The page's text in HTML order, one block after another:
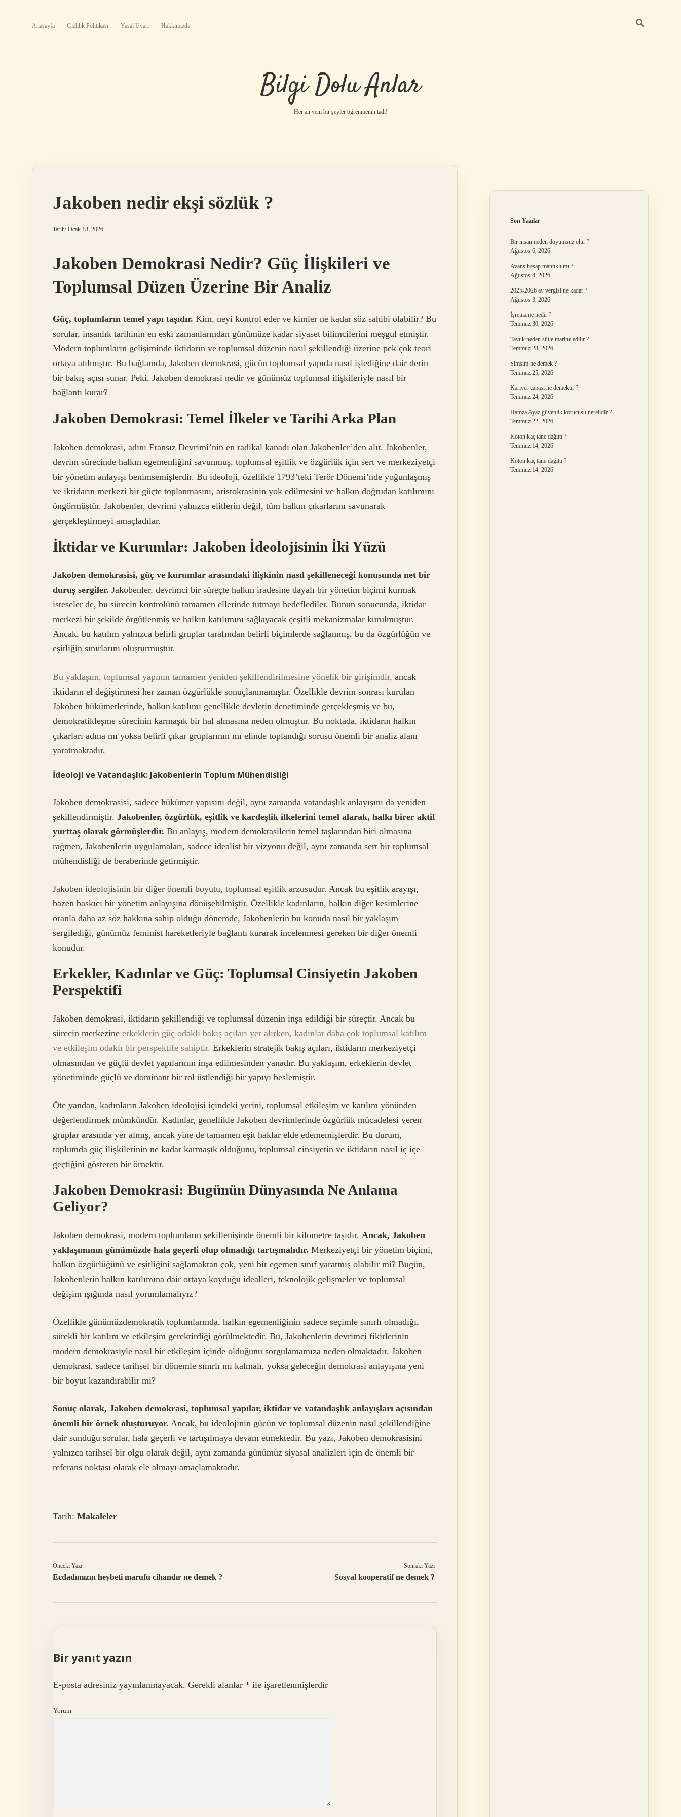
Anasayfa Gizlilik Politikası Yasal Uyarı Hakkımızda
Bilgi Dolu Anlar
Her an yeni bir şeyler öğrenmenin tadı!
Jakoben nedir ekşi sözlük ?
Tarih: Ocak 18, 2026
Jakoben Demokrasi Nedir? Güç İlişkileri ve
Toplumsal Düzen Üzerine Bir Analiz
Güç, toplumların temel yapı taşıdır. Kim, neyi kontrol eder ve kimler ne kadar söz sahibi olabilir? Bu
sorular, insanlık tarihinin en eski zamanlarından günümüze kadar siyaset bilimcilerini meşgul etmiştir.
Modern toplumların gelişiminde iktidarın ve toplumsal düzenin nasıl şekillendiği üzerine pek çok teori
ortaya atılmıştır. Bu bağlamda, Jakoben demokrasi, gücün toplumsal yapıda nasıl işlediğine dair derin
bir bakış açısı sunar. Peki, Jakoben demokrasi nedir ve günümüz toplumsal ilişkileriyle nasıl bir
bağlantı kurar?
Jakoben Demokrasi: Temel İlkeler ve Tarihi Arka Plan
Jakoben demokrasi, adını Fransız Devrimi’nin en radikal kanadı olan Jakobenler’den alır. Jakobenler,
devrim sürecinde halkın egemenliğini savunmuş, toplumsal eşitlik ve özgürlük için sert ve merkeziyetçi
bir yönetim anlayışı benimsemişlerdir. Bu ideoloji, özellikle 1793’teki Terör Dönemi’nde yoğunlaşmış
ve iktidarın merkezi bir güçte toplanmasını, aristokrasinin yok edilmesini ve halkın doğrudan katılımını
öngörmüştür. Jakobenler, devrimi yalnızca elitlerin değil, tüm halkın çıkarlarını savunarak
gerçekleştirmeyi amaçladılar.
İktidar ve Kurumlar: Jakoben İdeolojisinin İki Yüzü
Jakoben demokrasisi, güç ve kurumlar arasındaki ilişkinin nasıl şekilleneceği konusunda net bir
duruş sergiler. Jakobenler, devrimci bir süreçte halkın iradesine dayalı bir yönetim biçimi kurmak
isteseler de, bu sürecin kontrolünü tamamen ellerinde tutmayı hedeflediler. Bunun sonucunda, iktidar
merkezi bir şekilde örgütlenmiş ve halkın katılımını sağlayacak çeşitli mekanizmalar kurulmuştur.
Ancak, bu katılım yalnızca belirli gruplar tarafından belirli biçimlerde sağlanmış, bu da özgürlüğün ve
eşitliğin sınırlarını oluşturmuştur.
Bu yaklaşım, toplumsal yapının tamamen yeniden şekillendirilmesine yönelik bir girişimdir, ancak
iktidarın el değiştirmesi her zaman özgürlükle sonuçlanmamıştır. Özellikle devrim sonrası kurulan
Jakoben hükümetlerinde, halkın katılımı genellikle devletin denetiminde gerçekleşmiş ve bu,
demokratikleşme sürecinin karmaşık bir hal almasına neden olmuştur. Bu noktada, iktidarın halkın
çıkarları adına mı yoksa belirli çıkar gruplarının mı elinde toplandığı sorusu önemli bir analiz alanı
yaratmaktadır.
İdeoloji ve Vatandaşlık: Jakobenlerin Toplum Mühendisliği
Jakoben demokrasisi, sadece hükümet yapısını değil, aynı zamanda vatandaşlık anlayışını da yeniden
şekillendirmiştir. Jakobenler, özgürlük, eşitlik ve kardeşlik ilkelerini temel alarak, halkı birer aktif
yurttaş olarak görmüşlerdir. Bu anlayış, modern demokrasilerin temel taşlarından biri olmasına
rağmen, Jakobenlerin uygulamaları, sadece idealist bir vizyonu değil, aynı zamanda sert bir toplumsal
mühendisliği de beraberinde getirmiştir.
Jakoben ideolojisinin bir diğer önemli boyutu, toplumsal eşitlik arzusudur. Ancak bu eşitlik arayışı,
bazen baskıcı bir yönetim anlayışına dönüşebilmiştir. Özellikle kadınların, halkın diğer kesimlerine
oranla daha az söz hakkına sahip olduğu dönemde, Jakobenlerin bu konuda nasıl bir yaklaşım
sergilediği, günümüz feminist hareketleriyle bağlantı kurarak incelenmesi gereken bir diğer önemli
konudur.
Erkekler, Kadınlar ve Güç: Toplumsal Cinsiyetin Jakoben
Perspektifi
Jakoben demokrasi, iktidarın şekillendiği ve toplumsal düzenin inşa edildiği bir süreçtir. Ancak bu
sürecin merkezine erkeklerin güç odaklı bakış açıları yer alırken, kadınlar daha çok toplumsal katılım
ve etkileşim odaklı bir perspektife sahiptir. Erkeklerin stratejik bakış açıları, iktidarın merkeziyetçi
olmasından ve güçlü devlet yapılarının inşa edilmesinden yanadır. Bu yaklaşım, erkeklerin devlet
yönetiminde güçlü ve dominant bir rol üstlendiği bir yapıyı beslemiştir.
Öte yandan, kadınların Jakoben ideolojisi içindeki yerini, toplumsal etkileşim ve katılım yönünden
değerlendirmek mümkündür. Kadınlar, genellikle Jakoben devrimlerinde özgürlük mücadelesi veren
gruplar arasında yer almış, ancak yine de tamamen eşit haklar elde edememişlerdir. Bu durum,
toplumda güç ilişkilerinin ne kadar karmaşık olduğunu, toplumsal cinsiyetin ve iktidarın nasıl iç içe
geçtiğini gösteren bir örnektir.
Jakoben Demokrasi: Bugünün Dünyasında Ne Anlama
Geliyor?
Jakoben demokrasi, modern toplumların şekillenişinde önemli bir kilometre taşıdır. Ancak, Jakoben
yaklaşımının günümüzde hala geçerli olup olmadığı tartışmalıdır. Merkeziyetçi bir yönetim biçimi,
halkın özgürlüğünü ve eşitliğini sağlamaktan çok, yeni bir egemen sınıf yaratmış olabilir mi? Bugün,
Jakobenlerin halkın katılımına dair ortaya koyduğu idealleri, teknolojik gelişmeler ve toplumsal
değişim ışığında nasıl yorumlamalıyız?
Özellikle günümüzdemokratik toplumlarında, halkın egemenliğinin sadece seçimle sınırlı olmadığı,
sürekli bir katılım ve etkileşim gerektirdiği görülmektedir. Bu, Jakobenlerin devrimci fikirlerinin
modern demokrasiyle nasıl bir etkileşim içinde olduğunu sorgulamamıza neden olmaktadır. Jakoben
demokrasi, sadece tarihsel bir dönemle sınırlı mı kalmalı, yoksa geleceğin demokrasi anlayışına yeni
bir boyut kazandırabilir mi?
Sonuç olarak, Jakoben demokrasi, toplumsal yapılar, iktidar ve vatandaşlık anlayışları açısından
önemli bir örnek oluşturuyor. Ancak, bu ideolojinin gücün ve toplumsal düzenin nasıl şekillendiğine
dair sunduğu sorular, hala geçerli ve tartışılmaya devam etmektedir. Bu yazı, Jakoben demokrasisini
yalnızca tarihsel bir olgu olarak değil, aynı zamanda günümüz siyasal analizleri için de önemli bir
referans noktası olarak ele almayı amaçlamaktadır.
Tarih: Makaleler
Önceki Yazı
Ecdadımızın heybeti marufu cihandır ne demek ?
Sonraki Yazı
Sosyal kooperatif ne demek ?
Bir yanıt yazın
E-posta adresiniz yayınlanmayacak. Gerekli alanlar * ile işaretlenmişlerdir
Yorum
Son Yazılar
Bir insan neden doyumsuz olur ?
Ağustos 6, 2026
Avans hesap mantıklı mı ?
Ağustos 4, 2026
2025-2026 av vergisi ne kadar ?
Ağustos 3, 2026
İşretname nedir ?
Temmuz 30, 2026
Tavuk neden sütle marine edilir ?
Temmuz 28, 2026
Simsim ne demek ?
Temmuz 25, 2026
Kariyer çapası ne demektir ?
Temmuz 24, 2026
Hamza Ayaz güvenlik korucusu nerelidir ?
Temmuz 22, 2026
Koton kaç tane dağıttı ?
Temmuz 14, 2026
Koton kaç tane dağıttı ?
Temmuz 14, 2026